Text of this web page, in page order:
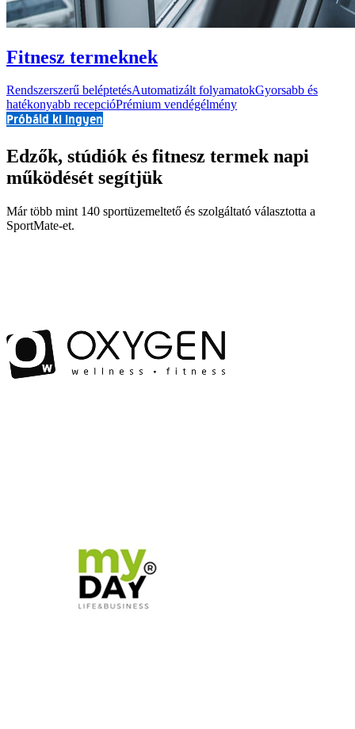
Fitnesz termeknek
Rendszerszerű beléptetésAutomatizált folyamatokGyorsabb és
hatékonyabb recepcióPrémium vendégélmény
Próbáld ki ingyen
Edzők, stúdiók és fitnesz termek napi
működését segítjük
Már több mint 140 sportüzemeltető és szolgáltató választotta a
SportMate-et.